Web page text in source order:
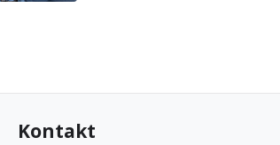
Kontakt